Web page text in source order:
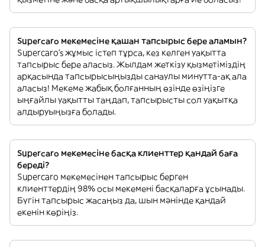
Supercaro мекемесіне қашан тапсырыс бере аламын?
Supercaro’s жұмыс істеп тұрса, кез келген уақытта
тапсырыс бере аласыз. Жылдам жеткізу қызметіміздің
арқасында тапсырысыңызды санаулы минутта-ақ ала
аласыз! Мекеме жабық болғанның өзінде өзіңізге
ыңғайлы уақытты таңдап, тапсырысты сол уақытқа
алдыруыңызға болады.
Supercaro мекемесіне басқа клиенттер қандай баға
береді?
Supercaro мекемесінен тапсырыс берген
клиенттердің 98% осы мекемені басқаларға ұсынады.
Бүгін тапсырыс жасаңыз да, шын мәнінде қандай
екенін көріңіз.